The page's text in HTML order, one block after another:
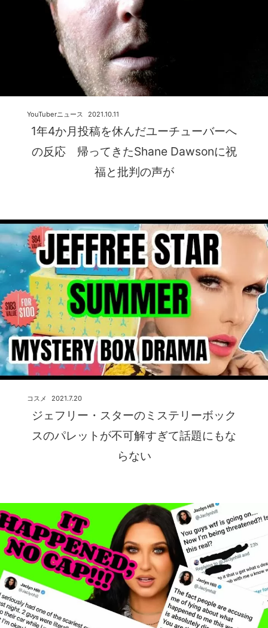
1年4か月投稿を休んだユーチューバーへ
の反応 帰ってきたShane Dawsonに祝
福と批判の声が
2021.10.11
YouTuberニュース
ジェフリー・スターのミステリーボック
スのパレットが不可解すぎて話題にもな
らない
2021.7.20
コスメ